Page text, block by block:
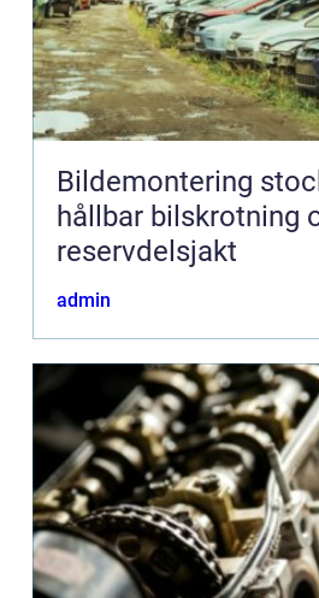
Bildemontering
hållbar bilskrotning
reservdelsjakt
admin